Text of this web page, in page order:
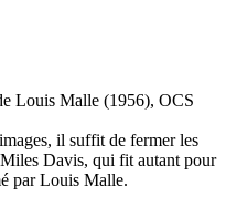
Louis Malle (1956), OCS
il suffit de fermer les
Davis, qui fit autant pour
par Louis Malle.